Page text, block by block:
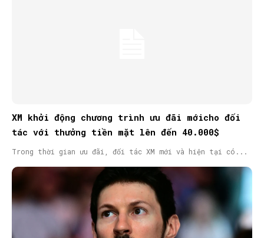
XM khởi động chương trình ưu đãi mớicho đối
tác với thưởng tiền mặt lên đến 40.000$
Trong thời gian ưu đãi, đối tác XM mới và hiện tại có...